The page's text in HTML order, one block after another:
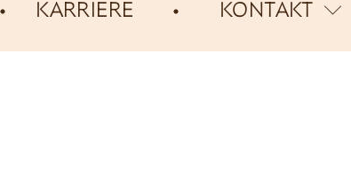
KARRIERE KONTAKT